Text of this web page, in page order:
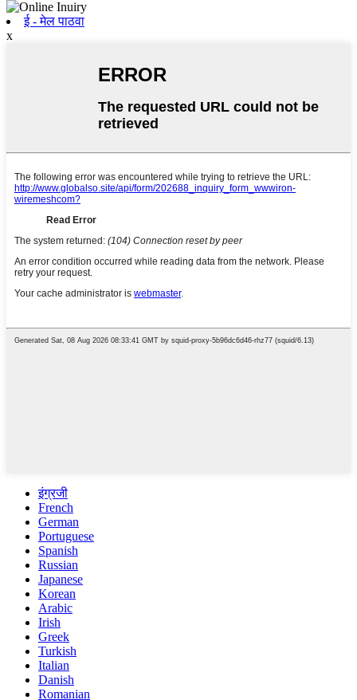
ई - मेल पाठवा
x
इंग्रजी
French
German
Portuguese
Spanish
Russian
Japanese
Korean
Arabic
Irish
Greek
Turkish
Italian
Danish
Romanian